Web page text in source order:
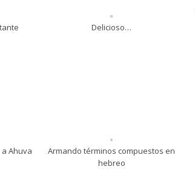
Delicioso…
Ahuva
Armando términos compuestos en
hebreo